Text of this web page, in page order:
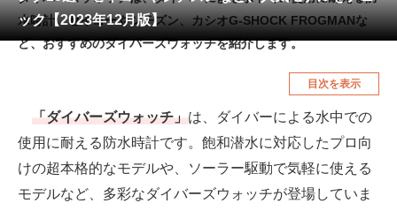
工具・DIY 本・DVD・CD
生活家電 生活用品
腕時計 車・バイク
釣り具・釣り用品 食品・飲料・お酒
食器・グラス・カトラリー
ック【2023年12月版】
水時計。セイコーやシチズン、カシオG-SHOCK FROGMANな
ど、おすすめのダイバーズウォッチを紹介します。
目次を表示
「ダイバーズウォッチ」は、ダイバーによる水中での
使用に耐える防水時計です。飽和潜水に対応したプロ向
けの超本格的なモデルや、ソーラー駆動で気軽に使える
モデルなど、多彩なダイバーズウォッチが登場していま